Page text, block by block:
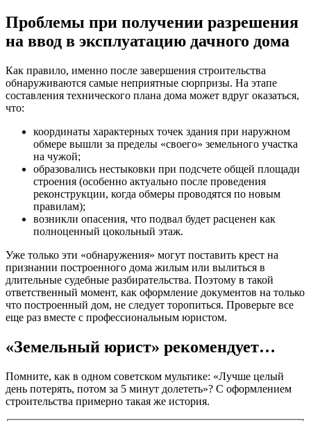
Проблемы при получении разрешения
на ввод в эксплуатацию дачного дома
Как правило, именно после завершения строительства
обнаруживаются самые неприятные сюрпризы. На этапе
составления технического плана дома может вдруг оказаться,
что:
координаты характерных точек здания при наружном
обмере вышли за пределы «своего» земельного участка
на чужой;
образовались нестыковки при подсчете общей площади
строения (особенно актуально после проведения
реконструкции, когда обмеры проводятся по новым
правилам);
возникли опасения, что подвал будет расценен как
полноценный цокольный этаж.
Уже только эти «обнаружения» могут поставить крест на
признании построенного дома жилым или вылиться в
длительные судебные разбирательства. Поэтому в такой
ответственный момент, как оформление документов на только
что построенный дом, не следует торопиться. Проверьте все
еще раз вместе с профессиональным юристом.
«Земельный юрист» рекомендует…
Помните, как в одном советском мультике: «Лучше целый
день потерять, потом за 5 минут долететь»? С оформлением
строительства примерно такая же история.